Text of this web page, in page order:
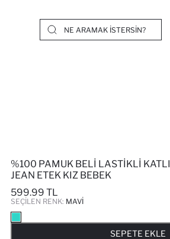
%100 PAMUK BELI LASTIKLI KATLI
JEAN ETEK KIZ BEBEK
599.99 TL
SEÇILEN RENK: MAVI
SEPETE EKLE